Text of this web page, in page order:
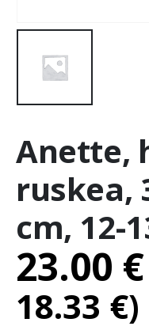
Anette,
ruskea,
cm, 12-
23.00 €
18.33 €)